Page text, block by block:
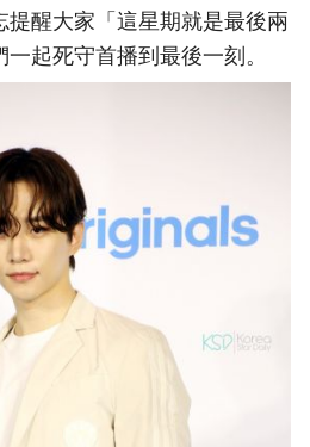
醒大家「這星期就是最後兩
起死守首播到最後一刻。